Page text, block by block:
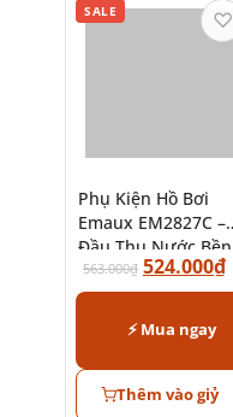
SALE
Phụ Kiện Hồ Bơi
Emaux EM2827C –
Đầu Thu Nước Bền
Bỉ Chính Hãng
563.000₫ 524.000₫
⚡ Mua ngay
Thêm vào giỷ
♡